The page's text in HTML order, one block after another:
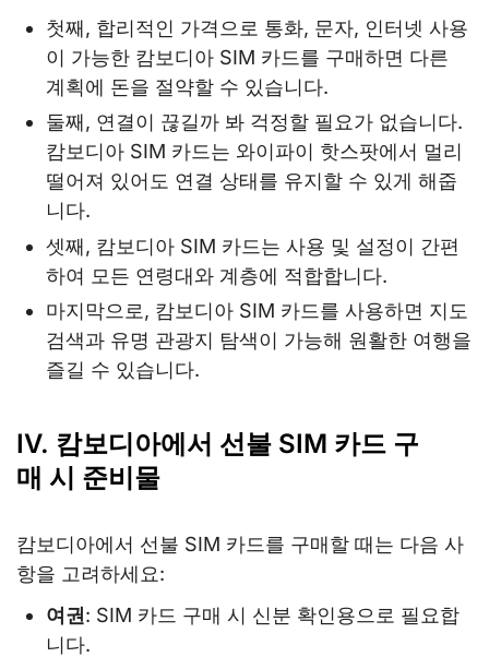
첫째, 합리적인 가격으로 통화, 문자, 인터넷 사용
이 가능한 캄보디아 SIM 카드를 구매하면 다른
계획에 돈을 절약할 수 있습니다.
둘째, 연결이 끊길까 봐 걱정할 필요가 없습니다.
캄보디아 SIM 카드는 와이파이 핫스팟에서 멀리
떨어져 있어도 연결 상태를 유지할 수 있게 해줍
니다.
셋째, 캄보디아 SIM 카드는 사용 및 설정이 간편
하여 모든 연령대와 계층에 적합합니다.
마지막으로, 캄보디아 SIM 카드를 사용하면 지도
검색과 유명 관광지 탐색이 가능해 원활한 여행을
즐길 수 있습니다.
IV. 캄보디아에서 선불 SIM 카드 구
매 시 준비물
캄보디아에서 선불 SIM 카드를 구매할 때는 다음 사
항을 고려하세요:
여권 : SIM 카드 구매 시 신분 확인용으로 필요합
니다.